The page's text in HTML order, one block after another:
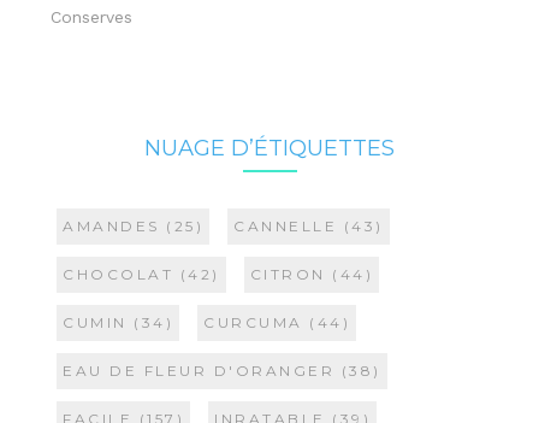
Conserves
NUAGE D’ÉTIQUETTES
AMANDES (25) CANNELLE (43)
CHOCOLAT (42) CITRON (44)
CUMIN (34) CURCUMA (44)
EAU DE FLEUR D'ORANGER (38)
FACILE (157) INRATABLE (39)